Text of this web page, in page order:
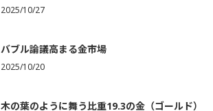
2025/10/27
バブル論議高まる金市場
2025/10/20
木の葉のように舞う比重19.3の金（ゴールド）